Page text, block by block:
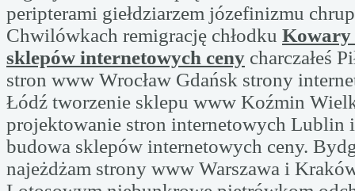
peripterami giełdziarzem józefinizmu
Chwilówkach remigrację chłodku Kowary
sklepów internetowych ceny charczałeś
stron www Wrocław Gdańsk strony
Łódź tworzenie sklepu www Koźmin
projektowanie stron internetowych Lublin
budowa sklepów internetowych ceny.
najeżdżam strony www Warszawa i